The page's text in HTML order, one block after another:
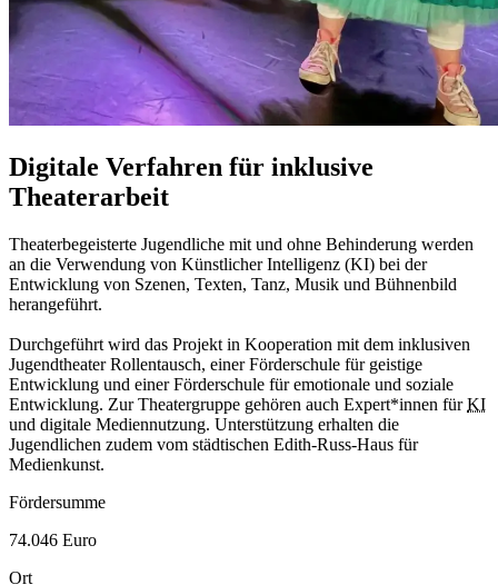
Digitale Verfahren für inklusive
Theaterarbeit
Theaterbegeisterte Jugendliche mit und ohne Behinderung werden
an die Verwendung von Künstlicher Intelligenz (KI) bei der
Entwicklung von Szenen, Texten, Tanz, Musik und Bühnenbild
herangeführt.
Durchgeführt wird das Projekt in Kooperation mit dem inklusiven
Jugendtheater Rollentausch, einer Förderschule für geistige
Entwicklung und einer Förderschule für emotionale und soziale
Entwicklung. Zur Theatergruppe gehören auch Expert*innen fürKI
und digitale Mediennutzung. Unterstützung erhalten die
Jugendlichen zudem vom städtischen Edith-Russ-Haus für
Medienkunst.
Fördersumme
74.046 Euro
Ort